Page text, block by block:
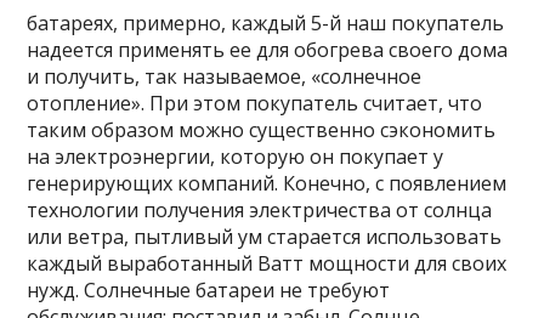
батареях, примерно, каждый 5-й наш покупатель
надеется применять ее для обогрева своего дома
и получить, так называемое, «солнечное
отопление». При этом покупатель считает, что
таким образом можно существенно сэкономить
на электроэнергии, которую он покупает у
генерирующих компаний. Конечно, с появлением
технологии получения электричества от солнца
или ветра, пытливый ум старается использовать
каждый выработанный Ватт мощности для своих
нужд. Солнечные батареи не требуют